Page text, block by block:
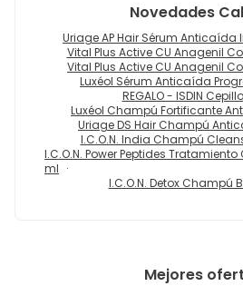
Novedades
Uriage AP Hair Sérum Anticaída
Vital Plus Active CU Anagenil
Vital Plus Active CU Anagenil
Luxéol Sérum Anticaída
REGALO - ISDIN
Luxéol Champú Fortificante
Uriage DS Hair Champú
I.C.O.N. India Champú
I.C.O.N. Power Peptides
ml
I.C.O.N. Detox Champú
Mejores